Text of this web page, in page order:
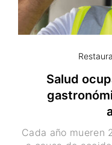
Salud
Cada año mueren